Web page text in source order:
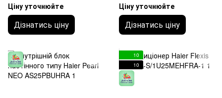
Ціну уточнюйте
Дізнатись ціну
Ціну уточнюйте
Дізнатись ціну
10
10